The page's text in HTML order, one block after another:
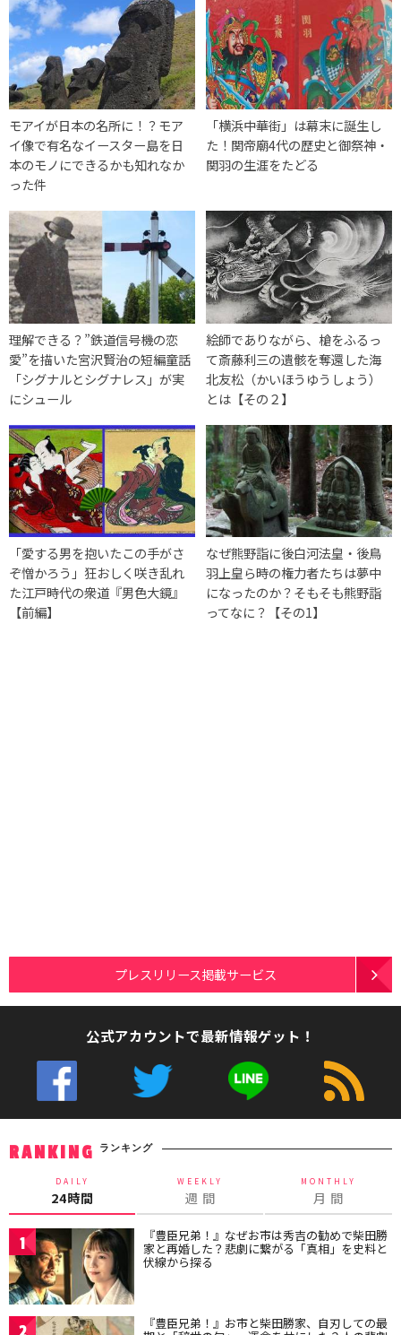
モアイが日本の名所に！？モア
イ像で有名なイースター島を日
本のモノにできるかも知れなか
った件
「横浜中華街」は幕末に誕生し
た！関帝廟4代の歴史と御祭神・
関羽の生涯をたどる
理解できる？”鉄道信号機の恋
愛”を描いた宮沢賢治の短編童話
「シグナルとシグナレス」が実
にシュール
絵師でありながら、槍をふるっ
て斎藤利三の遺骸を奪還した海
北友松（かいほうゆうしょう）
とは【その２】
「愛する男を抱いたこの手がさ
ぞ憎かろう」狂おしく咲き乱れ
た江戸時代の衆道『男色大鏡』
【前編】
なぜ熊野詣に後白河法皇・後鳥
羽上皇ら時の権力者たちは夢中
になったのか？そもそも熊野詣
ってなに？【その1】
プレスリリース掲載サービス
公式アカウントで最新情報ゲット！
RANKING ランキング
DAILY
24時間
WEEKLY
週 間
MONTHLY
月 間
1 『豊臣兄弟！』なぜお市は秀吉の勧めで柴田勝
家と再婚した？悲劇に繋がる「真相」を史料と
伏線から探る
『豊臣兄弟！』お市と柴田勝家、自刃しての最